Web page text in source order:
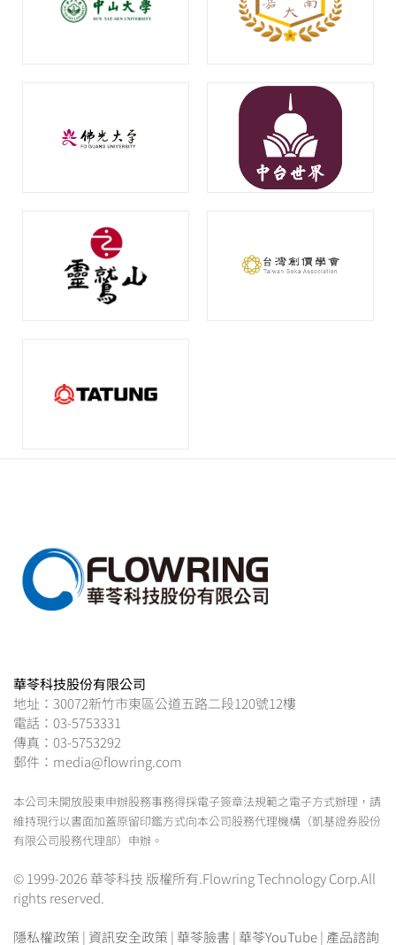
華苓科技股份有限公司
地址：30072新竹市東區公道五路二段120號12樓
電話：03-5753331
傳真：03-5753292
郵件：media@flowring.com
本公司未開放股東申辦股務事務得採電子簽章法規範之電子方式辦理，請
維持現行以書面加蓋原留印鑑方式向本公司股務代理機構（凱基證券股份
有限公司股務代理部）申辦。
© 1999-2026 華苓科技 版權所有.Flowring Technology Corp.All
rights reserved.
隱私權政策 | 資訊安全政策 | 華苓臉書 | 華苓YouTube| 產品諮詢